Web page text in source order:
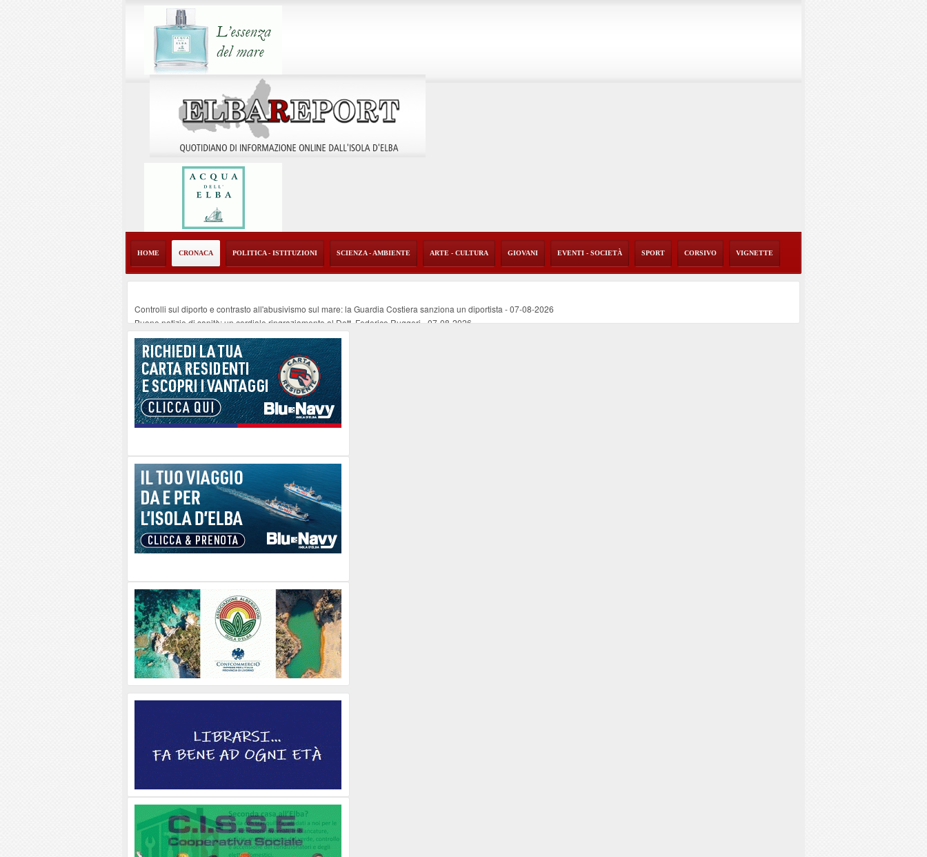
HOME CRONACA POLITICA - ISTITUZIONI SCIENZA - AMBIENTE ARTE - CULTURA GIOVANI EVENTI - SOCIETÀ SPORT CORSIVO VIGNETTE
Controlli sul diporto e contrasto all'abusivismo sul mare: la Guardia Costiera sanziona un diportista -07-08-2026
Buone notizie di sanità: un cordiale ringraziamento al Dott. Federico Ruggeri-07-08-2026
Altiero Spinelli e Ursula Hirschmann all'Elba: riaffiora una testimonianza del 1966
Capoliveri, potenziata la pulizia dei bordi stradali-07-08-2026
Marina di Campo tra i porti interessati dal nuovo piano dell'Autorità portuale regionale